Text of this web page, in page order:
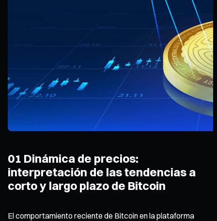
01 Dinámica de precios:
interpretación de las tendencias a
corto y largo plazo de Bitcoin
El comportamiento reciente de Bitcoin en la plataforma